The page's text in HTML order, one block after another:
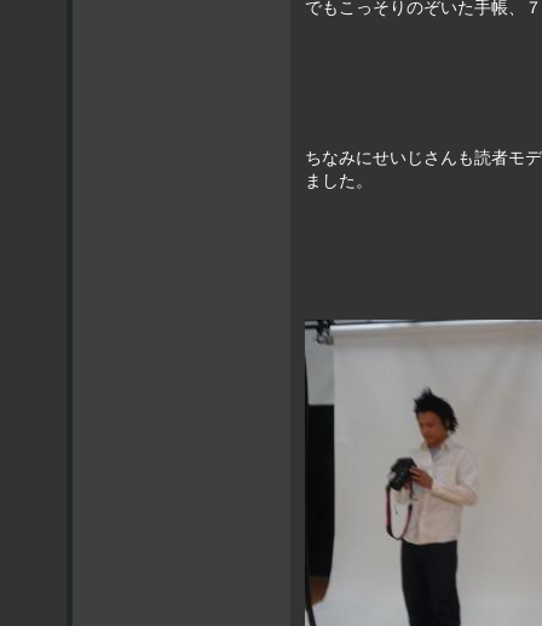
でもこっそりのぞいた手帳、
ちなみにせいじさんも読者モ
ました。